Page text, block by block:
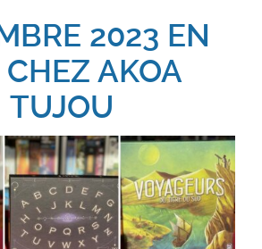
2023 EN
AKOA
TUJOU